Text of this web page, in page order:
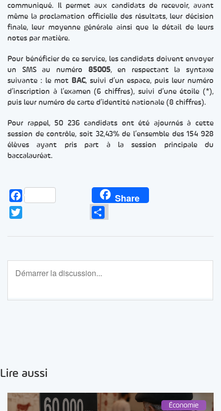
communiqué. Il permet aux candidats de recevoir, avant
même la proclamation officielle des résultats, leur décision
finale, leur moyenne générale ainsi que le détail de leurs
notes par matière.
Pour bénéficier de ce service, les candidats doivent envoyer
un SMS au numéro 85005, en respectant la syntaxe
suivante : le mot BAC, suivi d’un espace, puis leur numéro
d’inscription à l’examen (6 chiffres), suivi d’une étoile (*),
puis leur numéro de carte d’identité nationale (8 chiffres).
Pour rappel, 50 236 candidats ont été ajournés à cette
session de contrôle, soit 32,43% de l’ensemble des 154 928
élèves ayant pris part à la session principale du
baccalauréat.
Facebook Share
Lire aussi
Économie